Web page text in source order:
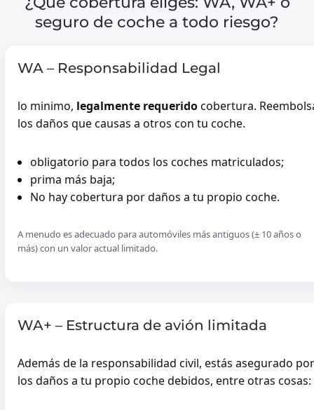
seguro de coche a todo riesgo?
WA – Responsabilidad Legal
lo minimo, legalmente requeridocobertura.
los daños que causas a otros con tu coche.
obligatorio para todos los coches matriculados;
prima más baja;
No hay cobertura por daños a tu propio coche.
A menudo es adecuado para automóviles más antiguos (± 10 años o
más) con un valor actual limitado.
WA+ – Estructura de avión limitada
Además de la responsabilidad civil, estás asegurado por
los daños a tu propio coche debidos, entre otras cosas: